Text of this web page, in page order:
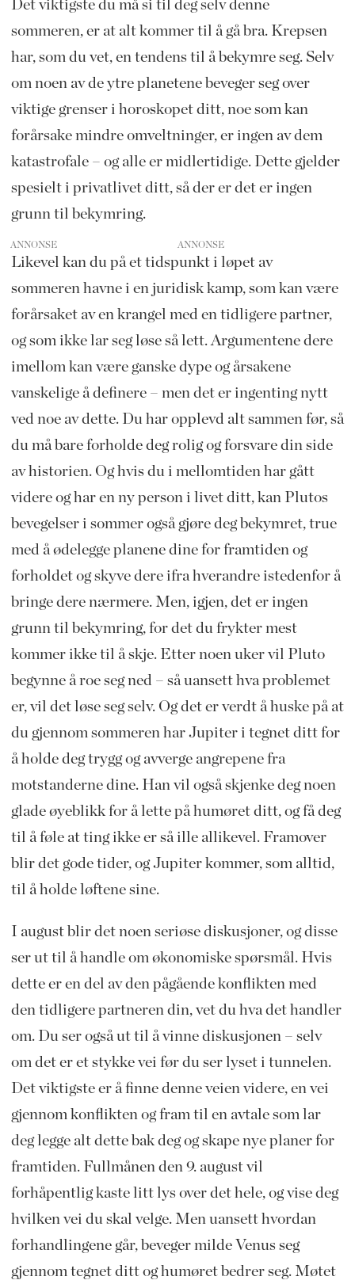
Det viktigste du må si til deg selv denne
sommeren, er at alt kommer til å gå bra. Krepsen
har, som du vet, en tendens til å bekymre seg. Selv
om noen av de ytre planetene beveger seg over
viktige grenser i horoskopet ditt, noe som kan
forårsake mindre omveltninger, er ingen av dem
katastrofale – og alle er midlertidige. Dette gjelder
spesielt i privatlivet ditt, så der er det er ingen
grunn til bekymring.
ANNONSE
Likevel kan du på et tidspunkt i løpet av
sommeren havne i en juridisk kamp, som kan være
forårsaket av en krangel med en tidligere partner,
og som ikke lar seg løse så lett. Argumentene dere
imellom kan være ganske dype og årsakene
vanskelige å definere – men det er ingenting nytt
ved noe av dette. Du har opplevd alt sammen før, så
du må bare forholde deg rolig og forsvare din side
av historien. Og hvis du i mellomtiden har gått
videre og har en ny person i livet ditt, kan Plutos
bevegelser i sommer også gjøre deg bekymret, true
med å ødelegge planene dine for framtiden og
forholdet og skyve dere ifra hverandre istedenfor å
bringe dere nærmere. Men, igjen, det er ingen
grunn til bekymring, for det du frykter mest
kommer ikke til å skje. Etter noen uker vil Pluto
begynne å roe seg ned – så uansett hva problemet
er, vil det løse seg selv. Og det er verdt å huske på at
du gjennom sommeren har Jupiter i tegnet ditt for
å holde deg trygg og avverge angrepene fra
motstanderne dine. Han vil også skjenke deg noen
glade øyeblikk for å lette på humøret ditt, og få deg
til å føle at ting ikke er så ille allikevel. Framover
blir det gode tider, og Jupiter kommer, som alltid,
til å holde løftene sine.
I august blir det noen seriøse diskusjoner, og disse
ser ut til å handle om økonomiske spørsmål. Hvis
dette er en del av den pågående konflikten med
den tidligere partneren din, vet du hva det handler
om. Du ser også ut til å vinne diskusjonen – selv
om det er et stykke vei før du ser lyset i tunnelen.
Det viktigste er å finne denne veien videre, en vei
gjennom konflikten og fram til en avtale som lar
deg legge alt dette bak deg og skape nye planer for
framtiden. Fullmånen den 9. august vil
forhåpentlig kaste litt lys over det hele, og vise deg
hvilken vei du skal velge. Men uansett hvordan
forhandlingene går, beveger milde Venus seg
gjennom tegnet ditt og humøret bedrer seg. Møtet